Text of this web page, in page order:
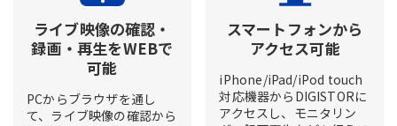
ライブ映像の確認・
録画・再生をWEBで
可能
PCからブラウザを通し
て、ライブ映像の確認から
スマートフォンから
アクセス可能
iPhone/iPad/iPod touch
対応機器からDIGISTORに
アクセスし、モニタリン